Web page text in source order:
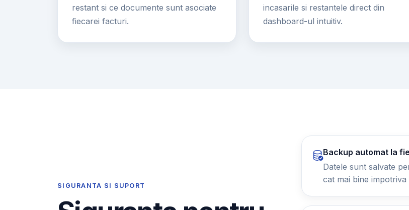
restant si ce documente sunt asociate
fiecarei facturi.
incasarile si restantele direct din
dashboard-ul intuitiv.
SIGURANTA SI SUPORT
Backup automat la
Datele sunt salvate
cat mai bine impotriva